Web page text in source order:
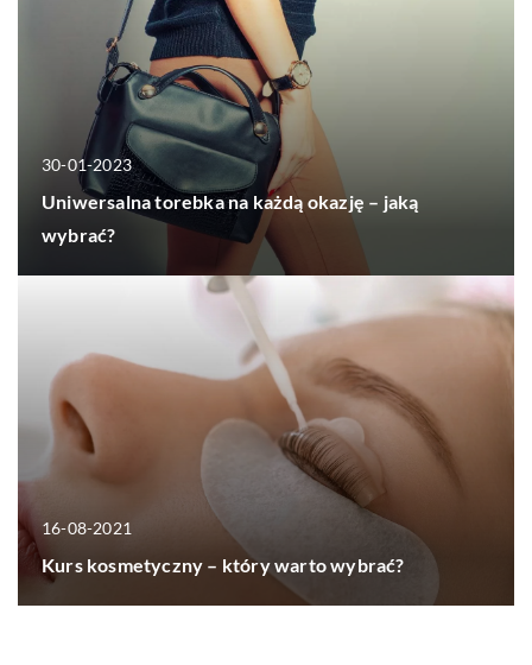
30-01-2023
Uniwersalna torebka na każdą okazję – jaką
wybrać?
16-08-2021
Kurs kosmetyczny – który warto wybrać?